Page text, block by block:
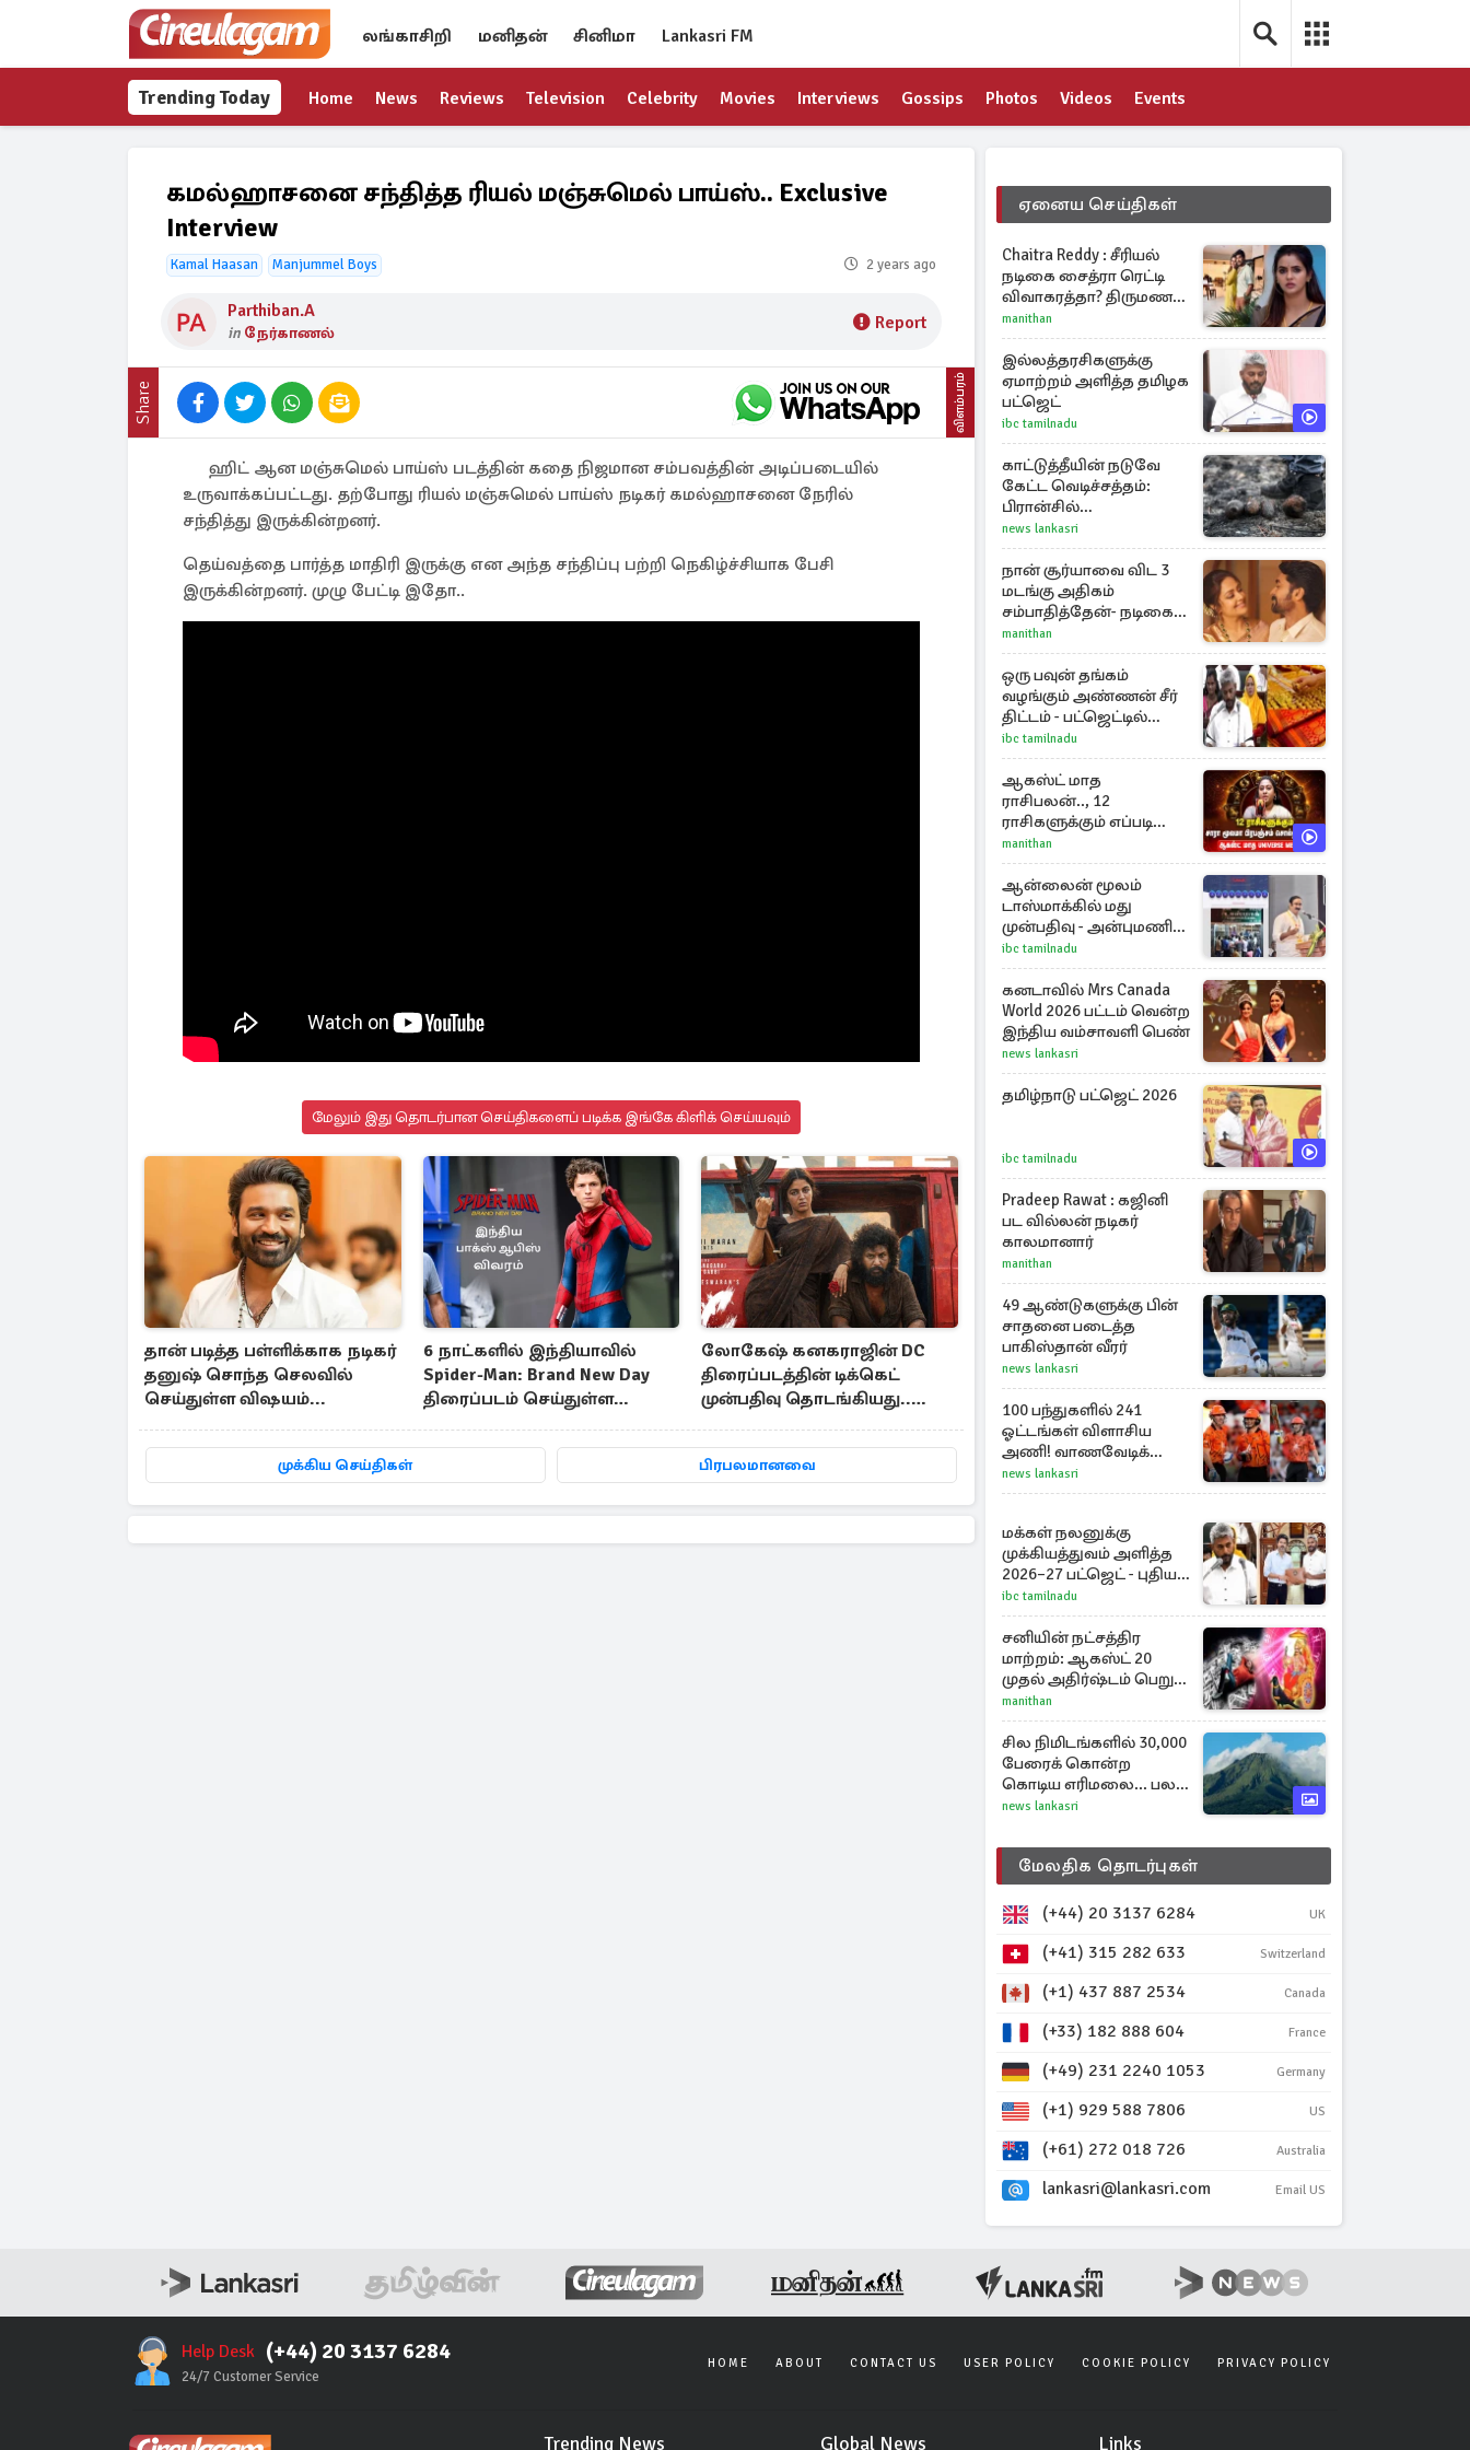
லங்காசிறி மனிதன் சினிமா Lankasri FM
Trending Today Home News Reviews Television Celebrity Movies Interviews Gossips Photos Videos Events
கமல்ஹாசனை சந்தித்த ரியல் மஞ்சுமெல் பாய்ஸ்.. Exclusive
Interview
Kamal Haasan Manjummel Boys 2 years ago
Parthiban.A
in நேர்காணல் Report
Share விளம்பரம்
ஹிட் ஆன மஞ்சுமெல் பாய்ஸ் படத்தின் கதை நிஜமான சம்பவத்தின் அடிப்படையில்
உருவாக்கப்பட்டது. தற்போது ரியல் மஞ்சுமெல் பாய்ஸ் நடிகர் கமல்ஹாசனை நேரில்
சந்தித்து இருக்கின்றனர்.
தெய்வத்தை பார்த்த மாதிரி இருக்கு என அந்த சந்திப்பு பற்றி நெகிழ்ச்சியாக பேசி
இருக்கின்றனர். முழு பேட்டி இதோ..
மேலும் இது தொடர்பான செய்திகளைப் படிக்க இங்கே கிளிக் செய்யவும்
தான் படித்த பள்ளிக்காக நடிகர்
தனுஷ் சொந்த செலவில்
செய்துள்ள விஷயம்...
6 நாட்களில் இந்தியாவில்
Spider-Man: Brand New Day
திரைப்படம் செய்துள்ள
லோகேஷ் கனகராஜின் DC
திரைப்படத்தின் டிக்கெட்
முன்பதிவு தொடங்கியது..
முக்கிய செய்திகள் பிரபலமானவை
ஏனைய செய்திகள்
Chaitra Reddy : சீரியல்
நடிகை சைத்ரா ரெட்டி
விவாகரத்தா? திருமண
புகைப்படங்களை நீக்கம்
manithan
இல்லத்தரசிகளுக்கு
ஏமாற்றம் அளித்த தமிழக
பட்ஜெட்
ibc tamilnadu
காட்டுத்தீயின் நடுவே
கேட்ட வெடிச்சத்தம்:
பிரான்சில்
கண்டுபிடிக்கப்பட்டுள்ள
வெடிகுண்டுகள்
news lankasri
நான் சூர்யாவை விட 3
மடங்கு அதிகம்
சம்பாதித்தேன்- நடிகை
ஜோதிகா
manithan
ஒரு பவுன் தங்கம்
வழங்கும் அண்ணன் சீர்
திட்டம் - பட்ஜெட்டில்
அமைச்சர் மரிய வில்சன்
அறிவிப்பு!
ibc tamilnadu
ஆகஸ்ட் மாத
ராசிபலன்.., 12
ராசிகளுக்கும் எப்படி
இருக்கும்?
manithan
ஆன்லைன் மூலம்
டாஸ்மாக்கில் மது
முன்பதிவு - அன்புமணி
ராமதாஸ் எதிர்ப்பு
ibc tamilnadu
கனடாவில் Mrs Canada
World 2026 பட்டம் வென்ற
இந்திய வம்சாவளி பெண்
news lankasri
தமிழ்நாடு பட்ஜெட் 2026
ibc tamilnadu
Pradeep Rawat : கஜினி
பட வில்லன் நடிகர்
காலமானார்
manithan
49 ஆண்டுகளுக்கு பின்
சாதனை படைத்த
பாகிஸ்தான் வீரர்
news lankasri
100 பந்துகளில் 241
ஓட்டங்கள் விளாசிய
அணி! வாணவேடிக்கை
காட்டிய ரிக்கெல்டன்,
மார்ஷ்
news lankasri
மக்கள் நலனுக்கு
முக்கியத்துவம் அளித்த
2026–27 பட்ஜெட் - புதிய
நலத்திட்டங்கள்
என்னென்ன?
ibc tamilnadu
சனியின் நட்சத்திர
மாற்றம்: ஆகஸ்ட் 20
முதல் அதிர்ஷ்டம் பெறும்
ராசிகள்!
manithan
சில நிமிடங்களில் 30,000
பேரைக் கொன்ற
கொடிய எரிமலை... பல
தசாப்த கால
மீண்டும்
news lankasri
மேலதிக தொடர்புகள்
(+44) 20 3137 6284 UK
(+41) 315 282 633 Switzerland
(+1) 437 887 2534 Canada
(+33) 182 888 604 France
(+49) 231 2240 1053 Germany
(+1) 929 588 7806 US
(+61) 272 018 726 Australia
lankasri@lankasri.com Email US
Help Desk (+44) 20 3137 6284
24/7 Customer Service
HOME ABOUT CONTACT US USER POLICY COOKIE POLICY PRIVACY POLICY
Trending News Global News Links